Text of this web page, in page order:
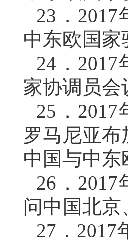
23．
中东欧国
24．
家协调员
25．
罗马尼亚
中国与中
26． 2017
问中国北
27． 2017